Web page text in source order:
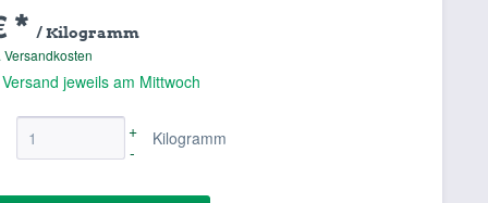
*/ Kilogramm
Versandkosten
jeweils am Mittwoch
+
-
Kilogramm